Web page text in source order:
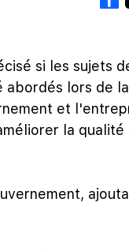
si les sujets
lors de
et
la qualité